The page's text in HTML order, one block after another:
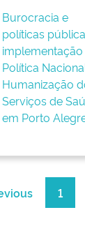
Burocracia e
políticas
implementação
Política
Humanização
Serviços de
em Porto
1